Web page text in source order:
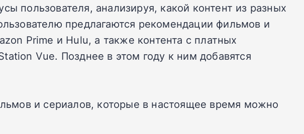
пользователя, анализируя, какой контент из разных
предлагаются рекомендации фильмов и
Prime и Hulu, а также контента с платных
Vue. Позднее в этом году к ним добавятся
и сериалов, которые в настоящее время можно